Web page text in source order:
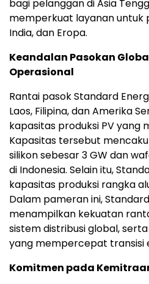
bagi pelanggan di Asia
memperkuat layanan untuk
India, dan Eropa.
Keandalan Pasokan
Operasional
Rantai pasok Standard
Laos, Filipina, dan Amerika
kapasitas produksi PV yang
Kapasitas tersebut
silikon sebesar 3 GW dan
di Indonesia. Selain itu,
kapasitas produksi rangka
Dalam pameran ini,
menampilkan kekuatan
sistem distribusi global,
yang mempercepat transisi
Komitmen pada